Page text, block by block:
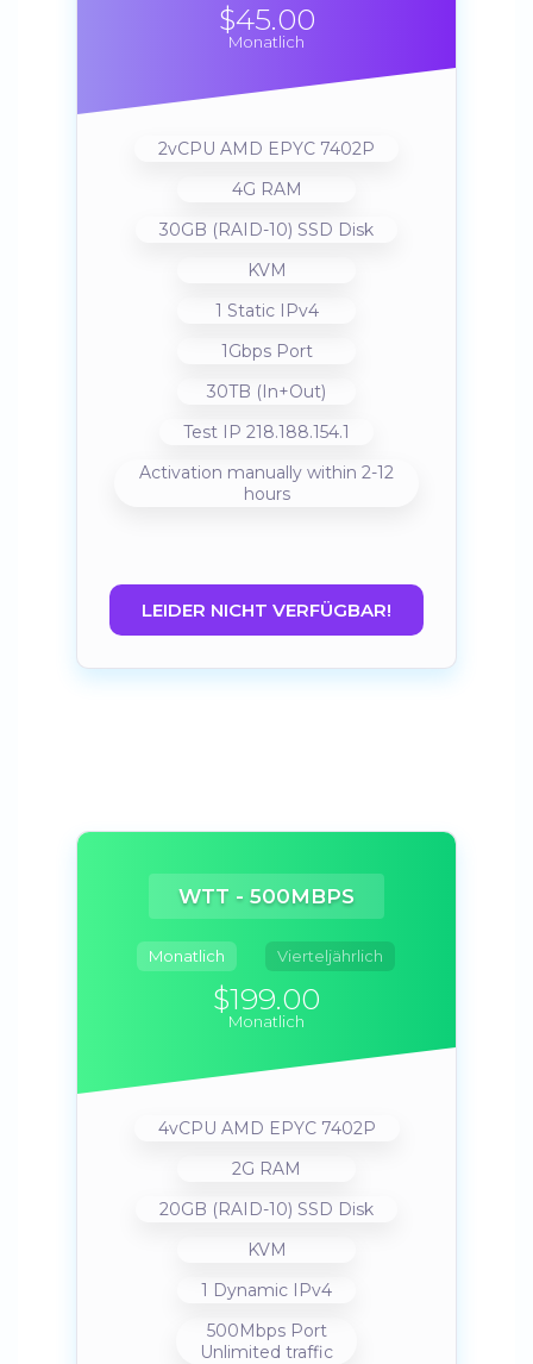
$45.00
Monatlich
2vCPU AMD EPYC 7402P
4G RAM
30GB (RAID-10) SSD Disk
KVM
1 Static IPv4
1Gbps Port
30TB (In+Out)
Test IP 218.188.154.1
Activation manually within 2-12
hours
LEIDER NICHT VERFÜGBAR!
WTT - 500MBPS
Monatlich Vierteljährlich
$199.00
Monatlich
4vCPU AMD EPYC 7402P
2G RAM
20GB (RAID-10) SSD Disk
KVM
1 Dynamic IPv4
500Mbps Port
Unlimited traffic